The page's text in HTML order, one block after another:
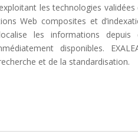
les technologies validées
Web composites et
les informations depuis
disponibles.
et de la standardisation.